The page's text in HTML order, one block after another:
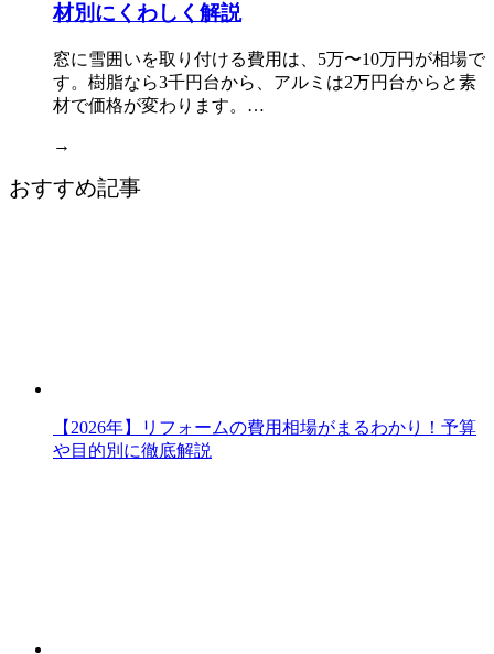
材別にくわしく解説
窓に雪囲いを取り付ける費用は、5万〜10万円が相場で
す。樹脂なら3千円台から、アルミは2万円台からと素
材で価格が変わります。…
→
おすすめ記事
【2026年】リフォームの費用相場がまるわかり！予算
や目的別に徹底解説